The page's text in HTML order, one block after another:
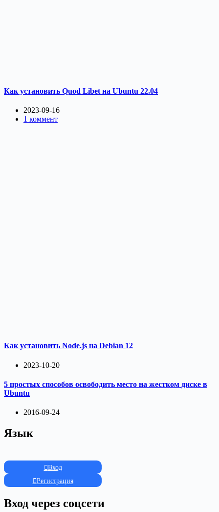
Как установить Quod Libet на Ubuntu 22.04
2023-09-16
1 коммент
Как установить Node.js на Debian 12
2023-10-20
5 простых способов освободить место на жестком диске в
Ubuntu
2016-09-24
Язык
Вход
Регистрация
Вход через соцсети